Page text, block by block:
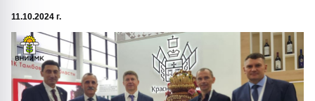
11.10.2024 г.